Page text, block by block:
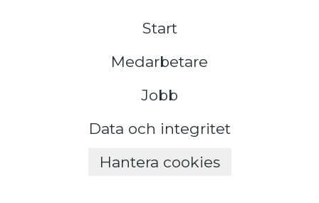
Start
Medarbetare
Jobb
Data och integritet
Hantera cookies